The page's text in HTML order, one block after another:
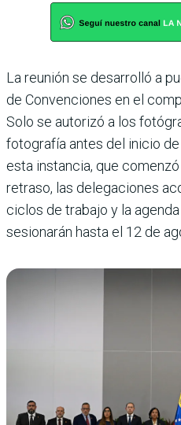
La reunión se desarrolló a
de Convenciones en el
Solo se autorizó a los
fotografía antes del inicio
esta instancia, que
retraso, las delegaciones
ciclos de trabajo y la
sesionarán hasta el 12 de